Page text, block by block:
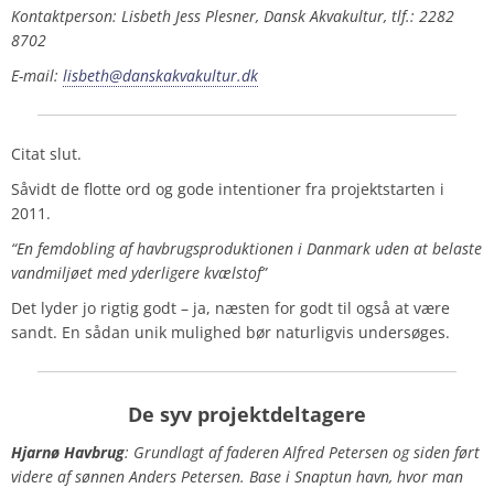
Kontaktperson: Lisbeth Jess Plesner, Dansk Akvakultur, tlf.: 2282
8702
E-mail: lisbeth@danskakvakultur.dk
Citat slut.
Såvidt de flotte ord og gode intentioner fra projektstarten i
2011.
“En femdobling af havbrugsproduktionen i Danmark uden at belaste
vandmiljøet med yderligere kvælstof”
Det lyder jo rigtig godt – ja, næsten for godt til også at være
sandt. En sådan unik mulighed bør naturligvis undersøges.
De syv projektdeltagere
Hjarnø Havbrug: Grundlagt af faderen Alfred Petersen og siden ført
videre af sønnen Anders Petersen. Base i Snaptun havn, hvor man